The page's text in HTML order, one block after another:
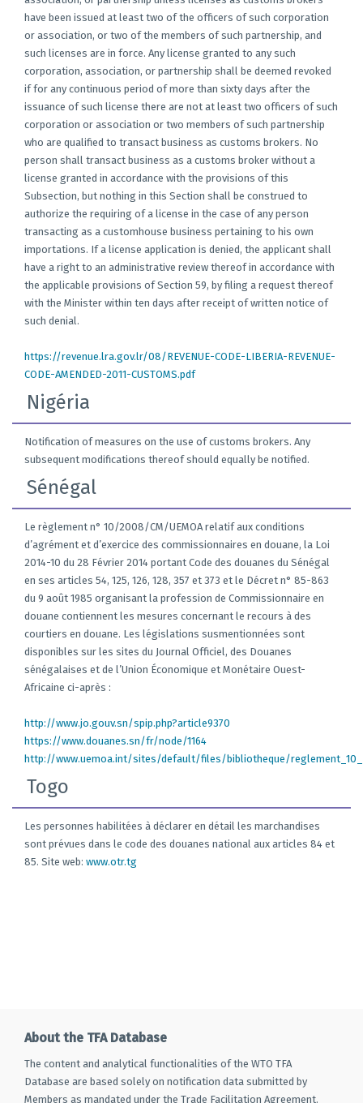
have been issued at least two of the officers of such corporation
or association, or two of the members of such partnership, and
such licenses are in force. Any license granted to any such
corporation, association, or partnership shall be deemed revoked
if for any continuous period of more than sixty days after the
issuance of such license there are not at least two officers of such
corporation or association or two members of such partnership
who are qualified to transact business as customs brokers. No
person shall transact business as a customs broker without a
license granted in accordance with the provisions of this
Subsection, but nothing in this Section shall be construed to
authorize the requiring of a license in the case of any person
transacting as a customhouse business pertaining to his own
importations. If a license application is denied, the applicant shall
have a right to an administrative review thereof in accordance with
the applicable provisions of Section 59, by filing a request thereof
with the Minister within ten days after receipt of written notice of
such denial.
https://revenue.lra.gov.lr/08/REVENUE-CODE-LIBERIA-REVENUE-
CODE-AMENDED-2011-CUSTOMS.pdf
Nigéria
Notification of measures on the use of customs brokers. Any
subsequent modifications thereof should equally be notified.
Sénégal
Le règlement n° 10/2008/CM/UEMOA relatif aux conditions
d’agrément et d’exercice des commissionnaires en douane, la Loi
2014-10 du 28 Février 2014 portant Code des douanes du Sénégal
en ses articles 54, 125, 126, 128, 357 et 373 et le Décret n° 85-863
du 9 août 1985 organisant la profession de Commissionnaire en
douane contiennent les mesures concernant le recours à des
courtiers en douane. Les législations susmentionnées sont
disponibles sur les sites du Journal Officiel, des Douanes
sénégalaises et de l’Union Économique et Monétaire Ouest-
Africaine ci-après :
http://www.jo.gouv.sn/spip.php?article9370
https://www.douanes.sn/fr/node/1164
http://www.uemoa.int/sites/default/files/bibliotheque/
Togo
Les personnes habilitées à déclarer en détail les marchandises
sont prévues dans le code des douanes national aux articles 84 et
85. Site web: www.otr.tg
About the TFA Database
The content and analytical functionalities of the WTO TFA
Database are based solely on notification data submitted by
Members as mandated under the Trade Facilitation Agreement.